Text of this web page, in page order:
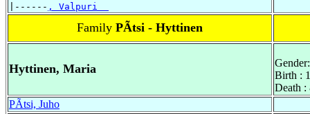
|------ , Valpuri
Family PÃtsi - Hyttinen
Hyttinen, Maria
Birth :
Death :
PÃtsi, Juho